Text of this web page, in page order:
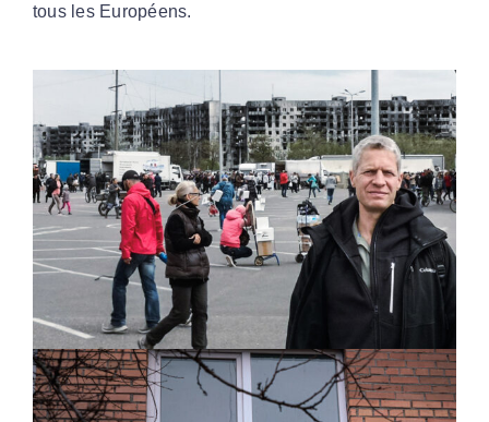
tous les Européens.